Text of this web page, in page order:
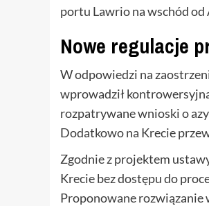
portu Lawrio na wschód od
Nowe regulacje
W odpowiedzi na
wprowadził
rozpatrywane wnioski o
Dodatkowo na Krecie
Zgodnie z projektem
Krecie bez dostępu do
Proponowane rozwiązanie